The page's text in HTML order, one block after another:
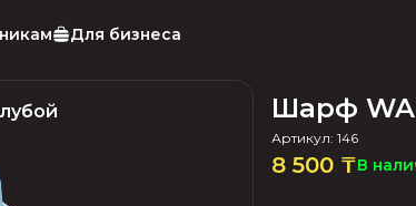
Для бизнеса
Шарф
Артикул: 146
8 500 ₸В